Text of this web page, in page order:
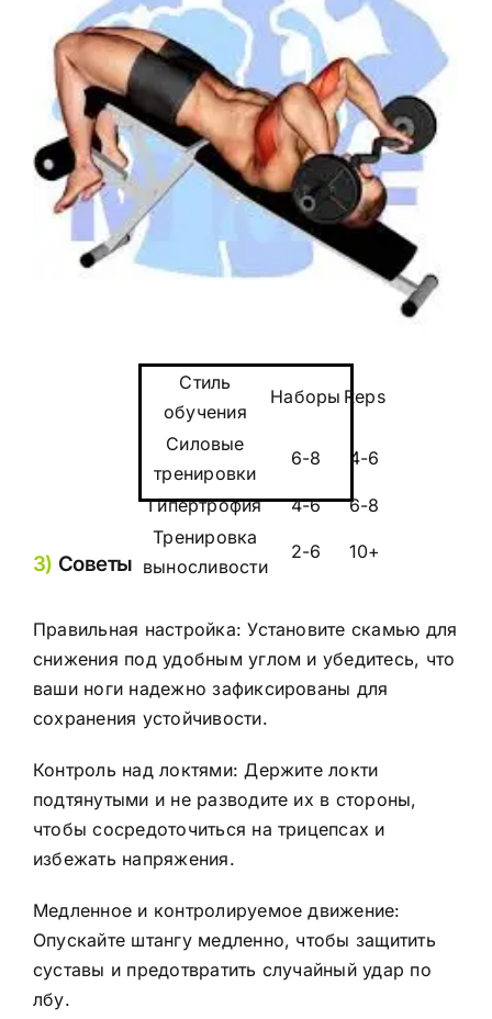
Стиль
обучения
Наборы Reps
Силовые
тренировки
6-8 4-6
Гипертрофия 4-6
6-8
Тренировка
выносливости
2-6 10+
3) Советы
Правильная настройка: Установите скамью для
снижения под удобным углом и убедитесь, что
ваши ноги надежно зафиксированы для
сохранения устойчивости.
Контроль над локтями: Держите локти
подтянутыми и не разводите их в стороны,
чтобы сосредоточиться на трицепсах и
избежать напряжения.
Медленное и контролируемое движение:
Опускайте штангу медленно, чтобы защитить
суставы и предотвратить случайный удар по
лбу.